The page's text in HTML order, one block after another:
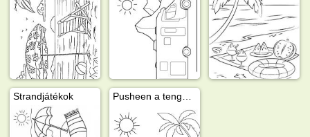
Strandjátékok